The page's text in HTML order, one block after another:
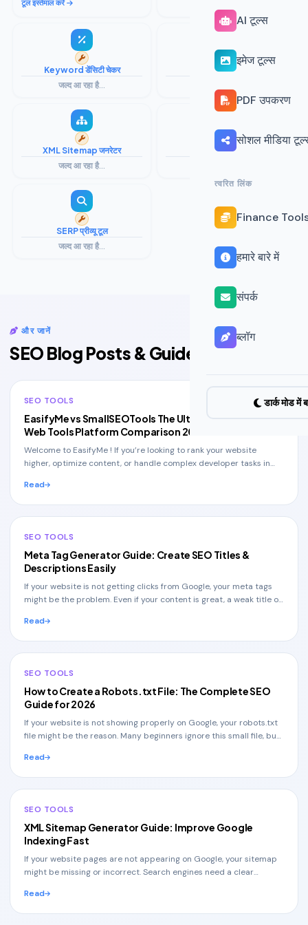
AI टूल्स
इमेज टूल्स
PDF उपकरण
सोशल मीडिया
त्वरित लिंक
Finance
हमारे बारे में
संपर्क
ब्लॉग
डार्क मोड में
टूल इस्तेमाल करें
Keyword डेंसिटी चेकर
जल्द आ रहा है...
टाइटल टैग प्रीव्यूअर
XML Sitemap जनरेटर
जल्द आ रहा है...
Robots.txt जनरेटर
SERP प्रीव्यू टूल
जल्द आ रहा है...
और जानें
SEO Blog Posts & Guides
All Blog Posts
SEO TOOLS
EasifyMe vs SmallSEOTools The Ultimate Free SEO &
Web Tools Platform Comparison 2026
Welcome to EasifyMe ! If you’re looking to rank your website
higher, optimize content, or handle complex developer tasks in
Read
SEO TOOLS
Meta Tag Generator Guide: Create SEO Titles &
Descriptions Easily
If your website is not getting clicks from Google, your meta tags
might be the problem. Even if your content is great, a weak title or
Read
SEO TOOLS
How to Create a Robots.txt File: The Complete SEO
Guide for 2026
If your website is not showing properly on Google, your robots.txt
file might be the reason. Many beginners ignore this small file, but
Read
SEO TOOLS
XML Sitemap Generator Guide: Improve Google
Indexing Fast
If your website pages are not appearing on Google, your sitemap
might be missing or incorrect. Search engines need a clear
Read